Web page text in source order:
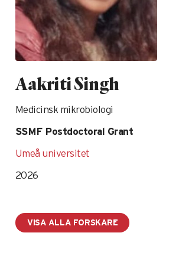
Aakriti Singh
Medicinsk mikrobiologi
SSMF Postdoctoral Grant
Umeå universitet
2026
VISA ALLA FORSKARE